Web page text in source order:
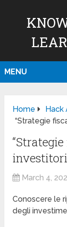
MENU
Home
Hack
“Strategie
March 4,
Conoscere le
degli